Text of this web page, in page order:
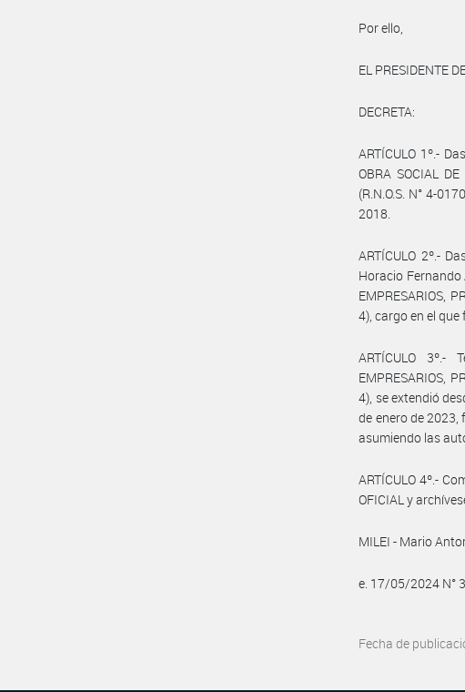
Por ello,
EL PRESIDENTE
DECRETA:
ARTÍCULO 1º.-
OBRA SOCIAL
(R.N.O.S. N° 4-
2018.
ARTÍCULO 2º.-
Horacio Fernando
EMPRESARIOS,
4), cargo en el
ARTÍCULO 3º.-
EMPRESARIOS,
4), se extendió
de enero de 2023,
asumiendo las
ARTÍCULO 4º.-
OFICIAL y
MILEI - Mario
e. 17/05/2024 N°
Fecha de